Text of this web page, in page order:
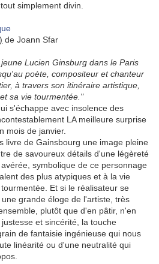
simplement divin.
de Joann Sfar
Lucien Ginsburg dans le Paris
poète, compositeur et chanteur
à travers son itinéraire artistique,
sa vie tourmentée."
s'échappe avec insolence des
LA meilleure surprise
mois de janvier.
livre de Gainsbourg une image pleine
de savoureux détails d'une légèreté
symbolique de ce personnage
des plus atypiques et à la vie
Et si le réalisateur se
grande éloge de l'artiste, très
plutôt que d'en pâtir, n'en
et sincérité, la touche
de fantaisie ingénieuse qui nous
linéarité ou d'une neutralité qui